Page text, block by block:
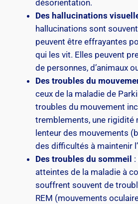
désorientation.
Des hallucinations
hallucinations sont
peuvent être effrayantes
qui les vit. Elles peuvent
de personnes, d’animaux
Des troubles du
ceux de la maladie de
troubles du mouvement
tremblements, une rigidité
lenteur des mouvements
des difficultés à maintenir
Des troubles du sommeil
atteintes de la maladie à
souffrent souvent de
REM (mouvements